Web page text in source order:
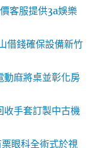
客服提供3a娛樂
借錢確保設備新竹
動麻將桌並彰化房
收手套訂製中古機
眼科全術式於視